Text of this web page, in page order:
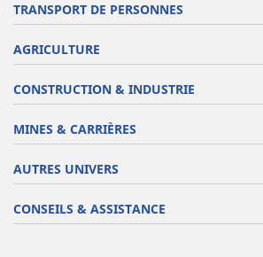
TRANSPORT DE PERSONNES
AGRICULTURE
CONSTRUCTION & INDUSTRIE
MINES & CARRIÈRES
AUTRES UNIVERS
CONSEILS & ASSISTANCE